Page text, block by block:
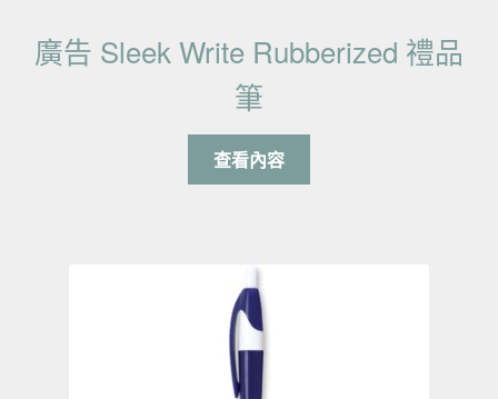
廣告 Sleek Write Rubberized 禮品
筆
查看內容